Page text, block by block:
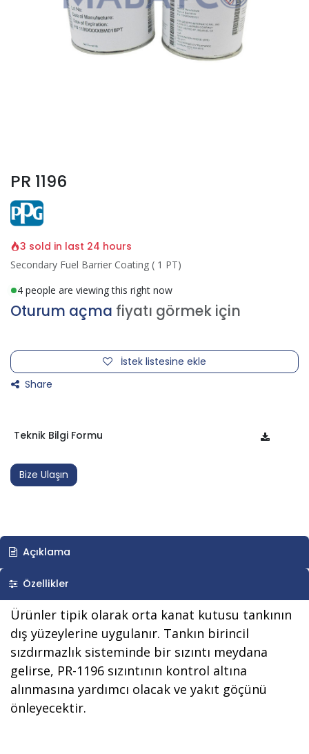
PR 1196
3 sold in last 24 hours
Secondary Fuel Barrier Coating ( 1 PT)
4 people are viewing this right now
Oturum açma fiyatı görmek için
İstek listesine ekle
Share
Teknik Bilgi Formu
Bize Ulaşın
Açıklama
Özellikler
Ürünler tipik olarak orta kanat kutusu tankının
dış yüzeylerine uygulanır. Tankın birincil
sızdırmazlık sisteminde bir sızıntı meydana
gelirse, PR-1196 sızıntının kontrol altına
alınmasına yardımcı olacak ve yakıt göçünü
önleyecektir.